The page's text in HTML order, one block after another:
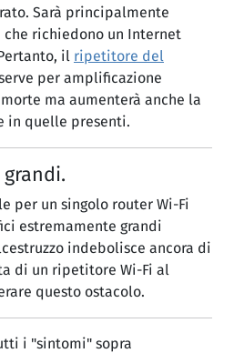
Sarà principalmente
richiedono un Internet
il ripetitore del
per amplificazione
ma aumenterà anche la
in quelle presenti.
per un singolo router Wi-Fi
estremamente grandi
indebolisce ancora di
di un ripetitore Wi-Fi al
questo ostacolo.
i "sintomi" sopra